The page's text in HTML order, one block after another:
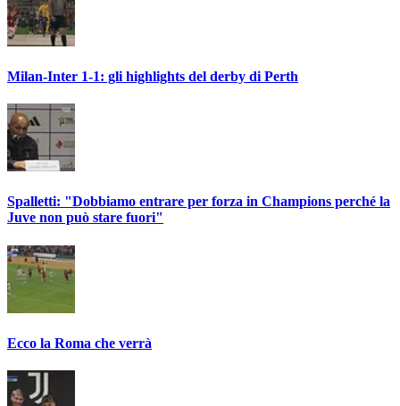
Milan-Inter 1-1: gli highlights del derby di Perth
Spalletti: "Dobbiamo entrare per forza in Champions perché la
Juve non può stare fuori"
Ecco la Roma che verrà